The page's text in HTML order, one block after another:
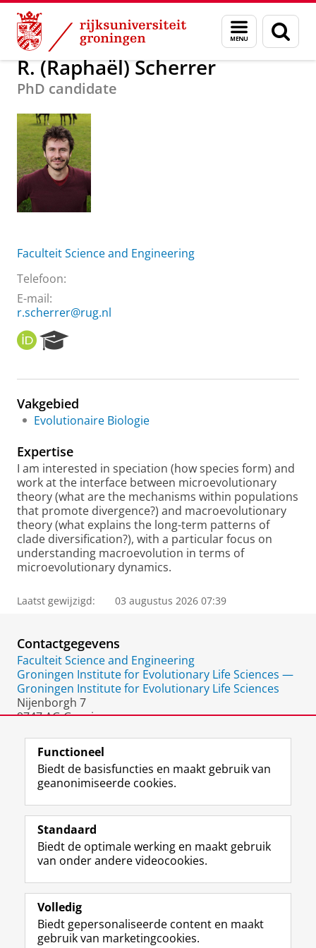
Skip
Content
Skip
Navigation
Menu
en
zoeken
Over ons R. (Raphaël) Scherrer
R. (Raphaël) Scherrer
PhD candidate
Faculteit Science and Engineering
Telefoon:
E-mail:
r.scherrer@rug.nl
O
R
I
e
r
c
P
o
r
t
a
l
Vakgebied
Evolutionaire Biologie
Expertise
I am interested in speciation (how species form) and
work at the interface between microevolutionary
theory (what are the mechanisms within populations
that promote divergence?) and macroevolutionary
theory (what explains the long-term patterns of
clade diversification?), with a particular focus on
understanding macroevolution in terms of
microevolutionary dynamics.
Laatst gewijzigd: 03 augustus 2026 07:39
Contactgegevens
Faculteit Science and Engineering
Groningen Institute for Evolutionary Life Sciences —
Groningen Institute for Evolutionary Life Sciences
Nijenborgh 7
9747 AG Groningen
Volg de RUG
F
a
e
b
o
p
a
L
i
k
e
I
-
p
R
S
-
f
e
R
I
n
t
r
m
Y
o
T
e
k
Studiekiezers
Alumni
Over ons
Functioneel
Biedt de basisfuncties en maakt gebruik van
geanonimiseerde cookies.
Standaard
Biedt de optimale werking en maakt gebruik
van onder andere videocookies.
Volledig
Biedt gepersonaliseerde content en maakt
gebruik van marketingcookies.